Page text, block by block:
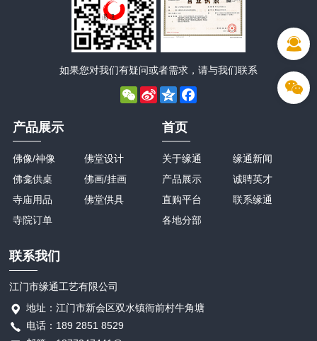
详情 详情
如果您对我们有疑问或者需求，请与我们联系
WeChat
Sina
Weibo
Qzone
产品展示
佛像/神像
佛龛供桌
寺庙用品
寺院订单
佛堂设计
佛画/挂画
佛堂供具
首页
关于缘通
产品展示
直购平台
各地分部
缘通新闻
诚聘英才
联系缘通
联系我们
江门市缘通工艺有限公司
地址：江门市新会区双水镇衙前村牛角塘
电话：189 2851 8529